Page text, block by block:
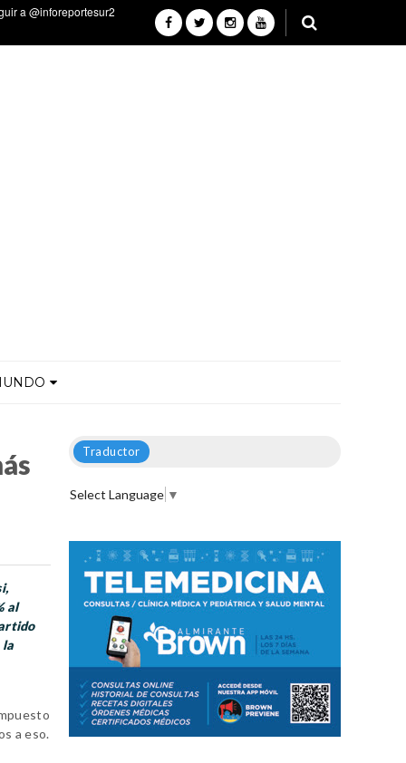
al
la
a eso.
Traductor
Select Language ▼